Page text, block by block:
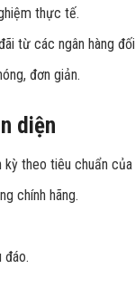
thực tế.
từ các ngân hàng
đơn giản.
diện
theo tiêu chuẩn của
chính hãng.
đáo.